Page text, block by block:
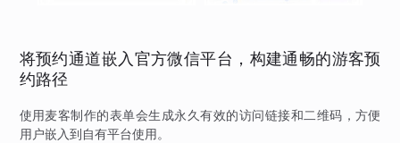
将预约通道嵌入官方微信平台，构建通畅的游客预
约路径
使用麦客制作的表单会生成永久有效的访问链接和二维码，方便
用户嵌入到自有平台使用。